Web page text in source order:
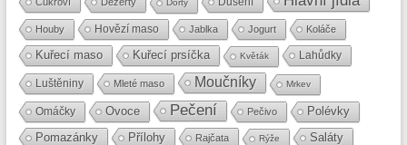
Houby Hovězí maso Jablka Jogurt Koláče
Kuřecí maso Kuřecí prsíčka Květák Lahůdky
Luštěniny Mleté maso Moučníky Mrkev
Omáčky Ovoce Pečení Pečivo Polévky
Pomazánky Přílohy Rajčata Rýže
Saláty